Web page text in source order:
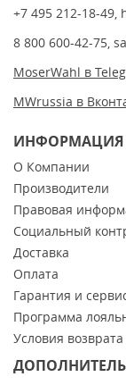
+7 495 212-18-49,
8 800 600-42-75,
MoserWahl в
MWrussia в
ИНФОРМАЦИЯ
О Компании
Производители
Правовая
Социальный
Доставка
Оплата
Гарантия и
Программа
Условия возврата